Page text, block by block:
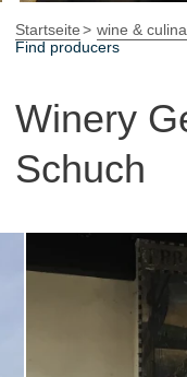
Startseite wine &
Find producers
Winery
Schuch